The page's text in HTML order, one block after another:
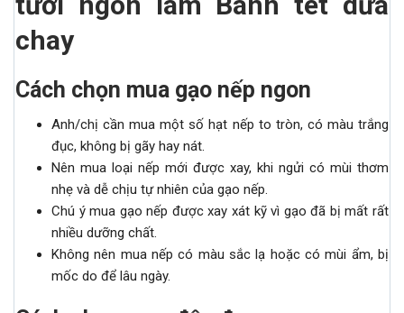
chay
Cách chọn mua gạo nếp ngon
Anh/chị cần mua một số hạt nếp to tròn, có màu trắng
đục, không bị gãy hay nát.
Nên mua loại nếp mới được xay, khi ngửi có mùi thơm
nhẹ và dễ chịu tự nhiên của gạo nếp.
Chú ý mua gạo nếp được xay xát kỹ vì gạo đã bị mất rất
nhiều dưỡng chất.
Không nên mua nếp có màu sắc lạ hoặc có mùi ẩm, bị
mốc do để lâu ngày.